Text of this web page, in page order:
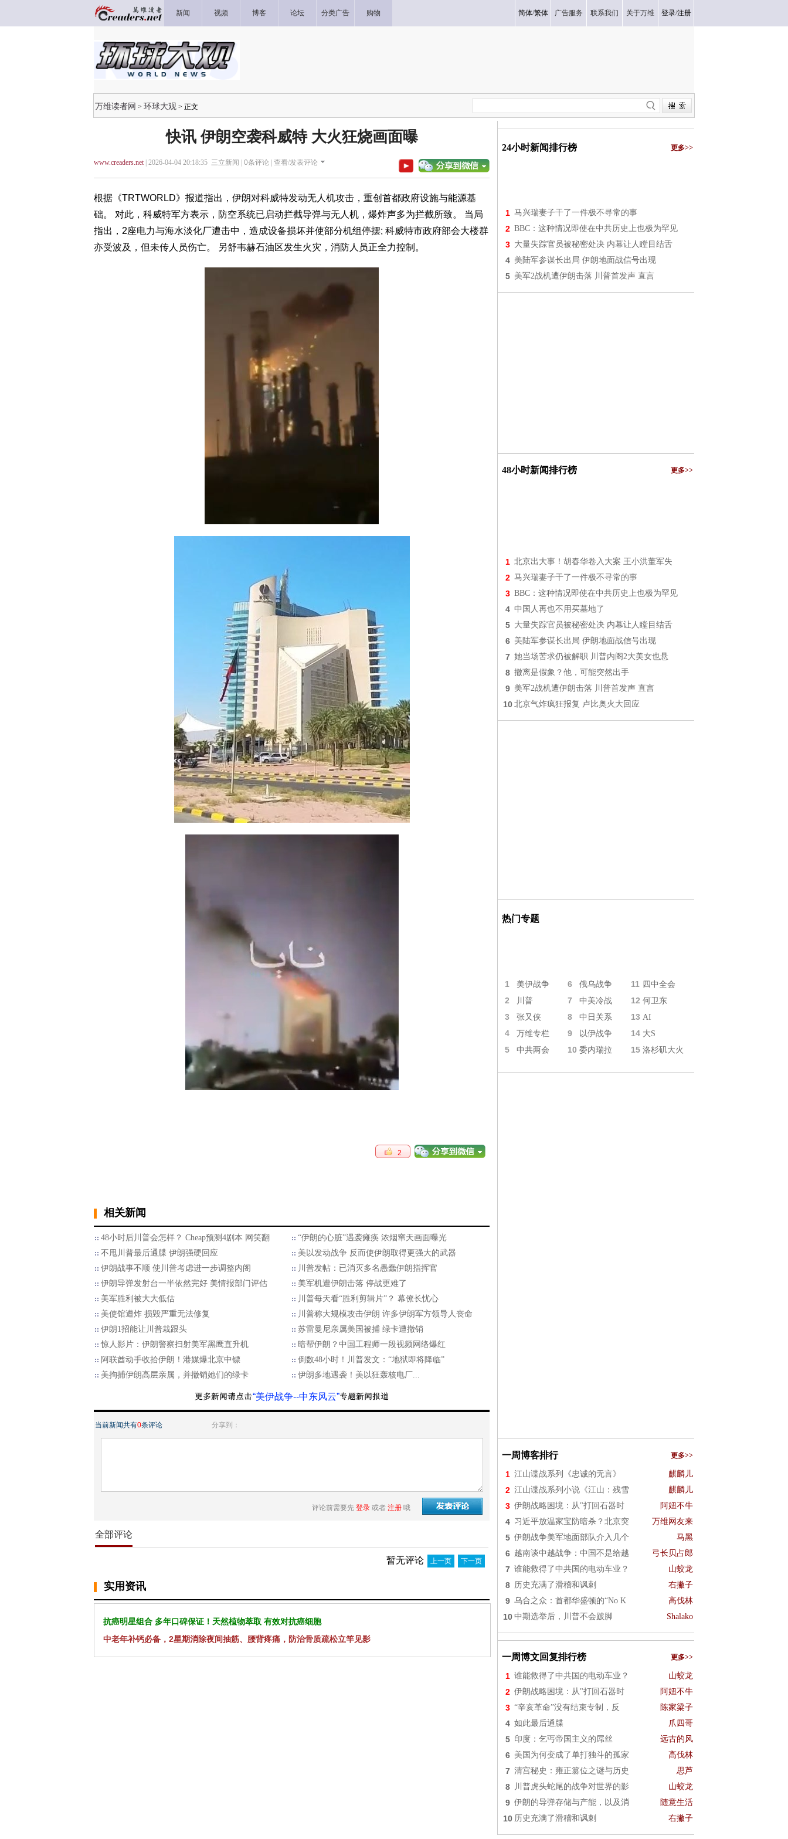
新闻 视频 博客 论坛 分类广告 购物 简体/繁体 广告服务 联系我们 关于万维 登录/注册
万维读者网 > 环球大观 > 正文
快讯 伊朗空袭科威特 大火狂烧画面曝
www.creaders.net| 2026-04-04 20:18:35 三立新闻 | 0条评论 | 查看/发表评论
根据《TRTWORLD》报道指出，伊朗对科威特发动无人机攻击，重创首都政府设施与能源基
础。 对此，科威特军方表示，防空系统已启动拦截导弹与无人机，爆炸声多为拦截所致。 当局
指出，2座电力与海水淡化厂遭击中，造成设备损坏并使部分机组停摆; 科威特市政府部会大楼群
亦受波及，但未传人员伤亡。 另舒韦赫石油区发生火灾，消防人员正全力控制。
2
相关新闻
48小时后川普会怎样？ Cheap预测4剧本 网笑翻
“伊朗的心脏”遇袭瘫痪 浓烟窜天画面曝光
不甩川普最后通牒 伊朗强硬回应
美以发动战争 反而使伊朗取得更强大的武器
伊朗战事不顺 使川普考虑进一步调整内阁
川普发帖：已消灭多名愚蠢伊朗指挥官
伊朗导弹发射台一半依然完好 美情报部门评估
美军机遭伊朗击落 停战更难了
美军胜利被大大低估
川普每天看“胜利剪辑片”？ 幕僚长忧心
美使馆遭炸 损毁严重无法修复
川普称大规模攻击伊朗 许多伊朗军方领导人丧命
伊朗1招能让川普栽跟头
苏雷曼尼亲属美国被捕 绿卡遭撤销
惊人影片：伊朗警察扫射美军黑鹰直升机
暗帮伊朗？中国工程师一段视频网络爆红
阿联酋动手收拾伊朗！港媒爆北京中镖
倒数48小时！川普发文：“地狱即将降临”
美拘捕伊朗高层亲属，并撤销她们的绿卡
伊朗多地遇袭！美以狂轰核电厂...
“美伊战争--中东风云”
当前新闻共有0条评论 分享到：
评论前需要先 登录 或者 注册 哦
全部评论
暂无评论 上一页 下一页
实用资讯
抗癌明星组合 多年口碑保证！天然植物萃取 有效对抗癌细胞
中老年补钙必备，2星期消除夜间抽筋、腰背疼痛，防治骨质疏松立竿见影
24小时新闻排行榜 更多>>
1 马兴瑞妻子干了一件极不寻常的事
2 BBC：这种情况即使在中共历史上也极为罕见
3 大量失踪官员被秘密处决 内幕让人瞠目结舌
4 美陆军参谋长出局 伊朗地面战信号出现
5 美军2战机遭伊朗击落 川普首发声 直言
48小时新闻排行榜 更多>>
1 北京出大事！胡春华卷入大案 王小洪董军失
2 马兴瑞妻子干了一件极不寻常的事
3 BBC：这种情况即使在中共历史上也极为罕见
4 中国人再也不用买墓地了
5 大量失踪官员被秘密处决 内幕让人瞠目结舌
6 美陆军参谋长出局 伊朗地面战信号出现
7 她当场苦求仍被解职 川普内阁2大美女也悬
8 撤离是假象？他，可能突然出手
9 美军2战机遭伊朗击落 川普首发声 直言
10 北京气炸疯狂报复 卢比奥火大回应
热门专题
1 美伊战争 6 俄乌战争 11 四中全会
2 川普 7 中美冷战 12 何卫东
3 张又侠 8 中日关系 13 AI
4 万维专栏 9 以伊战争 14 大S
5 中共两会 10 委内瑞拉 15 洛杉矶大火
一周博客排行 更多>>
1 江山谍战系列《忠诚的无言》 麒麟儿
2 江山谍战系列小说《江山：残雪 麒麟儿
3 伊朗战略困境：从"打回石器时 阿妞不牛
4 习近平放温家宝防暗杀？北京突 万维网友来
5 伊朗战争美军地面部队介入几个 马黑
6 越南谈中越战争：中国不是给越 弓长贝占郎
7 谁能救得了中共国的电动车业？ 山蛟龙
8 历史充满了滑稽和讽刺 右撇子
9 乌合之众：首都华盛顿的“No K 高伐林
10 中期选举后，川普不会跛脚 Shalako
一周博文回复排行榜 更多>>
1 谁能救得了中共国的电动车业？ 山蛟龙
2 伊朗战略困境：从"打回石器时 阿妞不牛
3 “辛亥革命”没有结束专制，反 陈家梁子
4 如此最后通牒 爪四哥
5 印度：乞丐帝国主义的屌丝 远古的风
6 美国为何变成了单打独斗的孤家 高伐林
7 清宫秘史：雍正篡位之谜与历史 思芦
8 川普虎头蛇尾的战争对世界的影 山蛟龙
9 伊朗的导弹存储与产能，以及消 随意生活
10 历史充满了滑稽和讽刺 右撇子